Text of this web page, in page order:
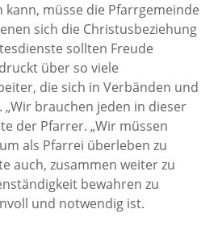
kann, müsse die Pfarrgemeinde
sich die Christusbeziehung
sollten Freude
über so viele
die sich in Verbänden und
brauchen jeden in dieser
der Pfarrer. „Wir müssen
als Pfarrei überleben zu
auch, zusammen weiter zu
bewahren zu
und notwendig ist.